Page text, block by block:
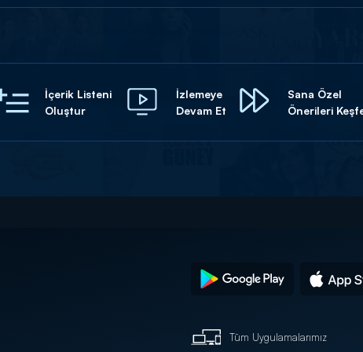
İçerik Listeni
Oluştur
İzlemeye
Devam Et
Sana Özel
Önerileri
Tüm Uygulamalarımız